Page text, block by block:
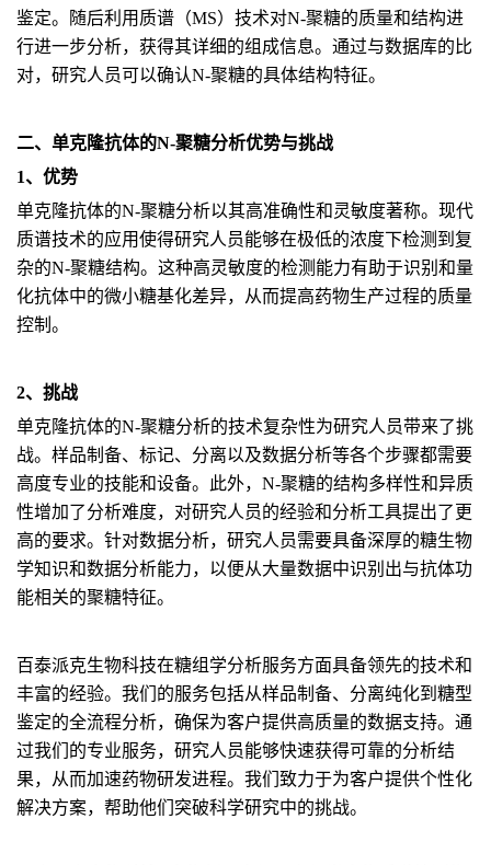
鉴定。随后利用质谱（MS）技术对N-聚糖的质量和结构进
行进一步分析，获得其详细的组成信息。通过与数据库的比
对，研究人员可以确认N-聚糖的具体结构特征。
二、单克隆抗体的N-聚糖分析优势与挑战
1、优势
单克隆抗体的N-聚糖分析以其高准确性和灵敏度著称。现代
质谱技术的应用使得研究人员能够在极低的浓度下检测到复
杂的N-聚糖结构。这种高灵敏度的检测能力有助于识别和量
化抗体中的微小糖基化差异，从而提高药物生产过程的质量
控制。
2、挑战
单克隆抗体的N-聚糖分析的技术复杂性为研究人员带来了挑
战。样品制备、标记、分离以及数据分析等各个步骤都需要
高度专业的技能和设备。此外，N-聚糖的结构多样性和异质
性增加了分析难度，对研究人员的经验和分析工具提出了更
高的要求。针对数据分析，研究人员需要具备深厚的糖生物
学知识和数据分析能力，以便从大量数据中识别出与抗体功
能相关的聚糖特征。
百泰派克生物科技在糖组学分析服务方面具备领先的技术和
丰富的经验。我们的服务包括从样品制备、分离纯化到糖型
鉴定的全流程分析，确保为客户提供高质量的数据支持。通
过我们的专业服务，研究人员能够快速获得可靠的分析结
果，从而加速药物研发进程。我们致力于为客户提供个性化
解决方案，帮助他们突破科学研究中的挑战。